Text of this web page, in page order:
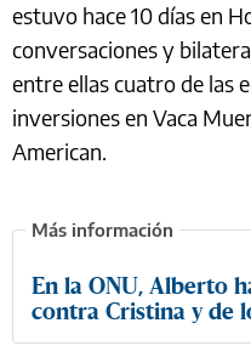
estuvo hace 10 días en
conversaciones y
entre ellas cuatro de las
inversiones en Vaca
American.
En la ONU, Alberto
contra Cristina y de